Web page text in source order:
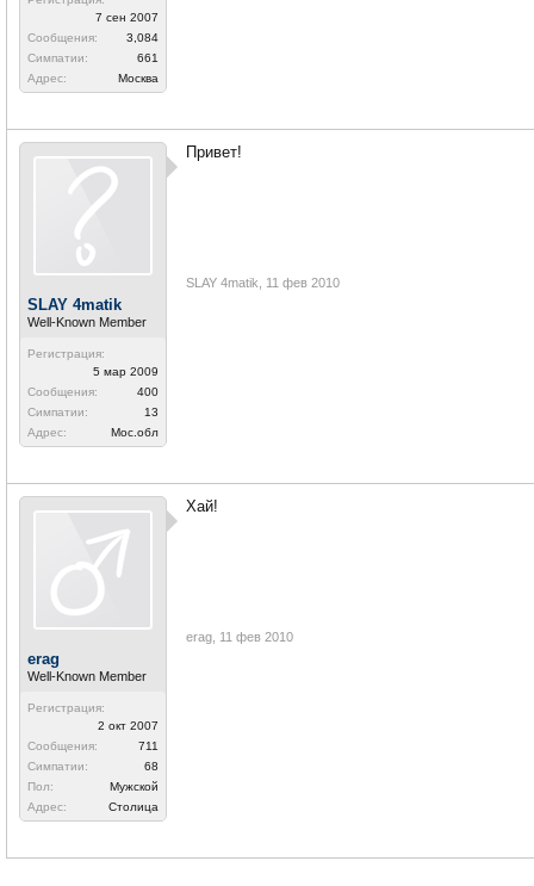
7 сен 2007
Сообщения:
3,084
Симпатии:
661
Адрес:
Москва
SLAY 4matik
Well-Known Member
Регистрация:
5 мар 2009
Сообщения:
400
Симпатии:
13
Адрес:
Мос.обл
Привет!
SLAY 4matik 11 фев 2010
erag
Well-Known Member
Регистрация:
2 окт 2007
Сообщения:
711
Симпатии:
68
Пол:
Мужской
Адрес:
Столица
Хай!
erag 11 фев 2010